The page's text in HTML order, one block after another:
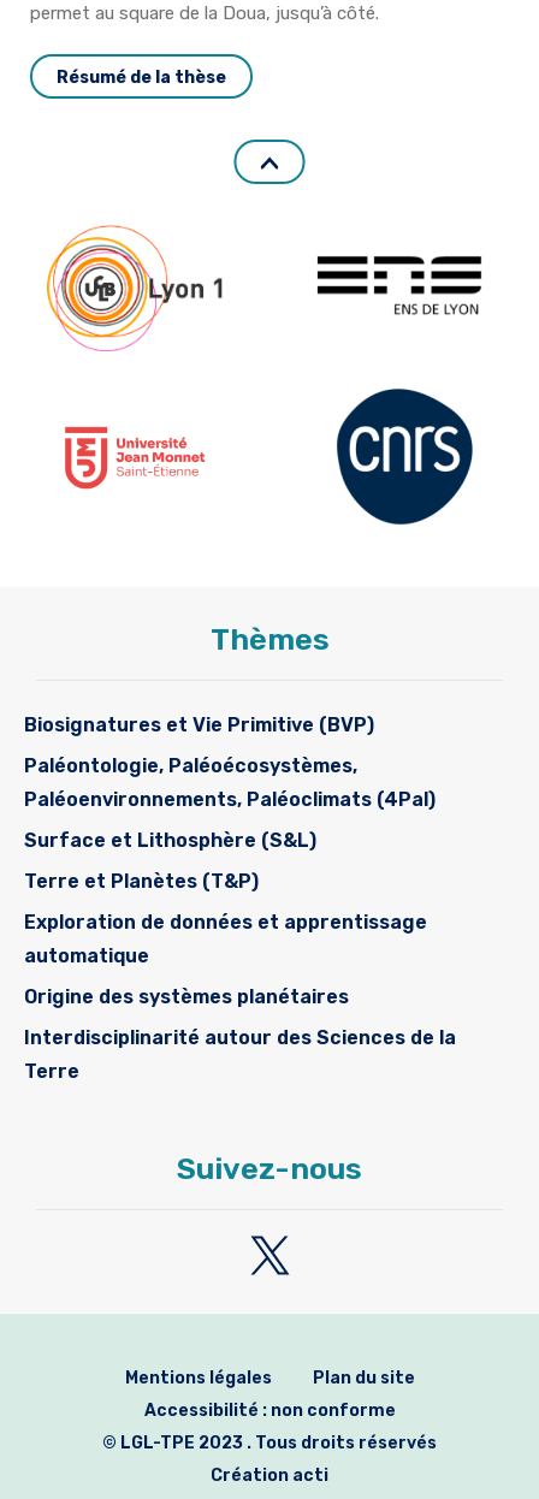
permet au square de la Doua, jusqu’à côté.
Résumé de la thèse
Thèmes
Biosignatures et Vie Primitive (BVP)
Paléontologie, Paléoécosystèmes,
Paléoenvironnements, Paléoclimats (4Pal)
Surface et Lithosphère (S&L)
Terre et Planètes (T&P)
Exploration de données et apprentissage
automatique
Origine des systèmes planétaires
Interdisciplinarité autour des Sciences de la
Terre
Suivez-nous
Mentions légales
Plan du site
Accessibilité : non conforme
© LGL-TPE 2023 . Tous droits réservés
Création acti